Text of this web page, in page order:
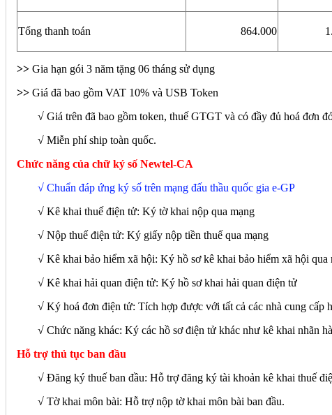
Tổng thanh toán 864.000
>> Gia hạn gói 3 năm tặng 06 tháng sử dụng
>> Giá đã bao gồm VAT 10% và USB Token
√ Giá trên đã bao gồm token, thuế GTGT và có đầy đủ hoá đơn
√ Miễn phí ship toàn quốc.
Chức năng của chữ ký số Newtel-CA
√ Chuẩn đáp ứng ký số trên mạng đấu thầu quốc gia e-GP
√ Kê khai thuế điện tử: Ký tờ khai nộp qua mạng
√ Nộp thuế điện tử: Ký giấy nộp tiền thuế qua mạng
√ Kê khai bảo hiểm xã hội: Ký hồ sơ kê khai bảo hiểm xã hội qua
√ Kê khai hải quan điện tử: Ký hồ sơ khai hải quan điện tử
√ Ký hoá đơn điện tử: Tích hợp được với tất cả các nhà cung cấp
√ Chức năng khác: Ký các hồ sơ điện tử khác như kê khai nhãn
Hỗ trợ thủ tục ban đầu
√ Đăng ký thuế ban đầu: Hỗ trợ đăng ký tài khoản kê khai thuế
√ Tờ khai môn bài: Hỗ trợ nộp tờ khai môn bài ban đầu.